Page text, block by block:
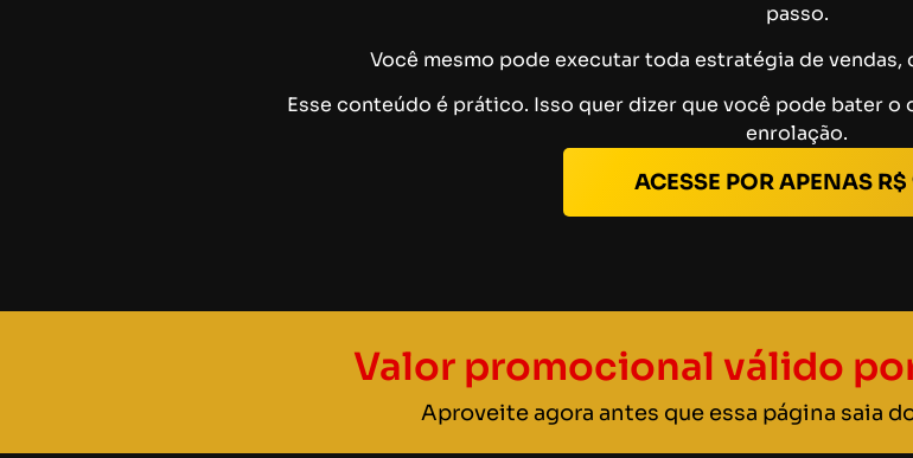
passo.
Você mesmo pode executar toda estratégia de vendas,
Esse conteúdo é prático. Isso quer dizer que você pode bater o
enrolação.
ACESSE POR APENAS
Valor promocional válido
Aproveite agora antes que essa página saia